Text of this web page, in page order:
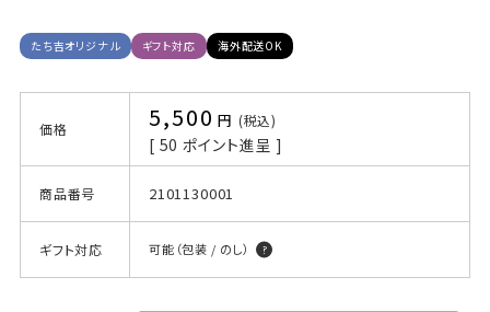
たち吉オリジナル ギフト対応 海外配送OK
価格 5,500 税込
[ 50 ポイント進呈 ]
商品番号 2101130001
ギフト対応 可能（包装 / のし）